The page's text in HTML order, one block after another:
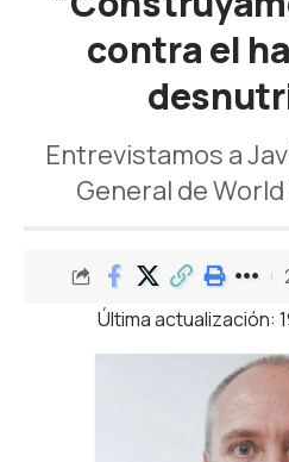
contra el
Entrevistamos a
General de
Última actualización: